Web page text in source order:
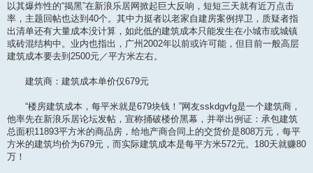
以其爆炸性的“揭黑”在新浪乐居网掀起巨大反响，短短三天就有近万点击
率，主题回帖也达到40个。其中力挺者以老家自建房案例捍卫，质疑者指
出清单还有大量成本没计算，如此低的建筑成本只能发生在小城市或城镇
或砖混结构中。业内也指出，广州2002年以前或许可能，但目前一般高层
建筑成本要去到2500元／平方米左右。
建筑商：建筑成本单价仅679元
“楼房建筑成本，每平米就是679块钱！”网友sskdgvfg是一个建筑商，
他率先在新浪乐居论坛发帖，宣称捅破楼价黑幕，并举出例证：承包建筑
总面积11893平方米的商品房，给地产商合同上的交货价是808万元，每平
方米的建筑均价为679元，而实际建筑成本是每平方米572元。180天就赚80
万！